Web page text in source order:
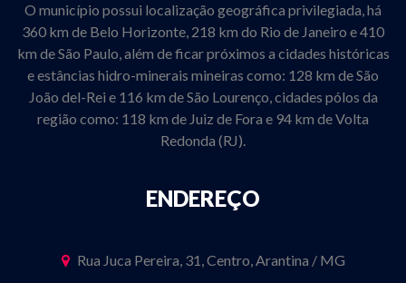
O município possui localização geográfica privilegiada, há
360 km de Belo Horizonte, 218 km do Rio de Janeiro e 410
km de São Paulo, além de ficar próximos a cidades históricas
e estâncias hidro-minerais mineiras como: 128 km de São
João del-Rei e 116 km de São Lourenço, cidades pólos da
região como: 118 km de Juiz de Fora e 94 km de Volta
Redonda (RJ).
ENDEREÇO
Rua Juca Pereira, 31, Centro, Arantina / MG